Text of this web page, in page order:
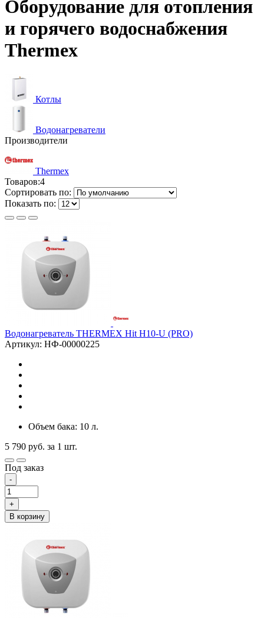
Оборудование для отопления
и горячего водоснабжения
Thermex
Котлы
Водонагреватели
Производители
Thermex
Товаров:4
Сортировать по:
Показать по:
Водонагреватель THERMEX Hit H10-U (PRO)
Артикул: НФ-00000225
Объем бака: 10 л.
5 790 руб. за 1 шт.
Под заказ
-
+
В корзину